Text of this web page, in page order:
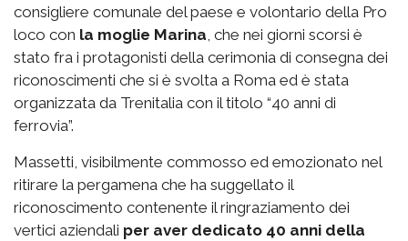
consigliere comunale del paese e volontario della Pro
loco con la moglie Marina, che nei giorni scorsi è
stato fra i protagonisti della cerimonia di consegna dei
riconoscimenti che si è svolta a Roma ed è stata
organizzata da Trenitalia con il titolo “40 anni di
ferrovia”.
Massetti, visibilmente commosso ed emozionato nel
ritirare la pergamena che ha suggellato il
riconoscimento contenente il ringraziamento dei
vertici aziendali per aver dedicato 40 anni della